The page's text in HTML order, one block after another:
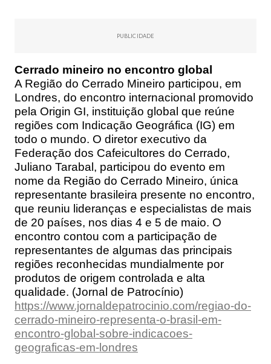
PUBLICIDADE
Cerrado mineiro no encontro global
A Região do Cerrado Mineiro participou, em
Londres, do encontro internacional promovido
pela Origin GI, instituição global que reúne
regiões com Indicação Geográfica (IG) em
todo o mundo. O diretor executivo da
Federação dos Cafeicultores do Cerrado,
Juliano Tarabal, participou do evento em
nome da Região do Cerrado Mineiro, única
representante brasileira presente no encontro,
que reuniu lideranças e especialistas de mais
de 20 países, nos dias 4 e 5 de maio. O
encontro contou com a participação de
representantes de algumas das principais
regiões reconhecidas mundialmente por
produtos de origem controlada e alta
qualidade. (Jornal de Patrocínio)
https://www.jornaldepatrocinio.com/regiao-do-
cerrado-mineiro-representa-o-brasil-em-
encontro-global-sobre-indicacoes-
geograficas-em-londres